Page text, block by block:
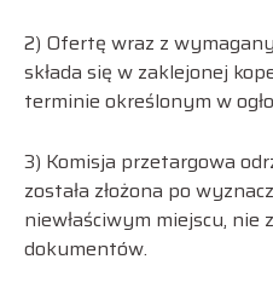
2) Ofertę wraz z
składa się w zaklejonej
terminie określonym w
3) Komisja przetargowa
została złożona po
niewłaściwym miejscu,
dokumentów.